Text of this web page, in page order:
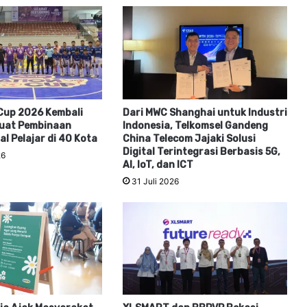
2026 Kembali
Pembinaan
Pelajar di 40 Kota
Dari MWC Shanghai untuk Industri
Indonesia, Telkomsel Gandeng
China Telecom Jajaki Solusi
Digital Terintegrasi Berbasis 5G,
AI, IoT, dan ICT
31 Juli 2026